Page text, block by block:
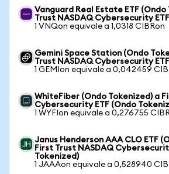
Vanguard Real Estate ETF
Trust NASDAQ Cybersecurity
1 VNQon equivale a 1,0318 CIBRon
Gemini Space Station (Ondo
Trust NASDAQ Cybersecurity
1 GEMIon equivale a 0,042459
WhiteFiber (Ondo Tokenized) a
Cybersecurity ETF (Ondo
1 WYFIon equivale a 0,276755
Janus Henderson AAA CLO ETF
First Trust NASDAQ
Tokenized)
1 JAAAon equivale a 0,528940